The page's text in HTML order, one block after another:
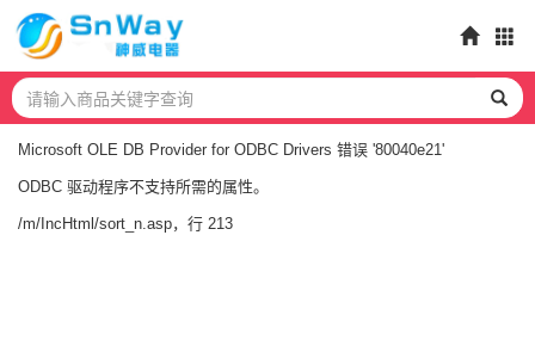
Microsoft OLE DB Provider for ODBC Drivers 错误 '80040e21'
ODBC 驱动程序不支持所需的属性。
/m/IncHtml/sort_n.asp，行 213